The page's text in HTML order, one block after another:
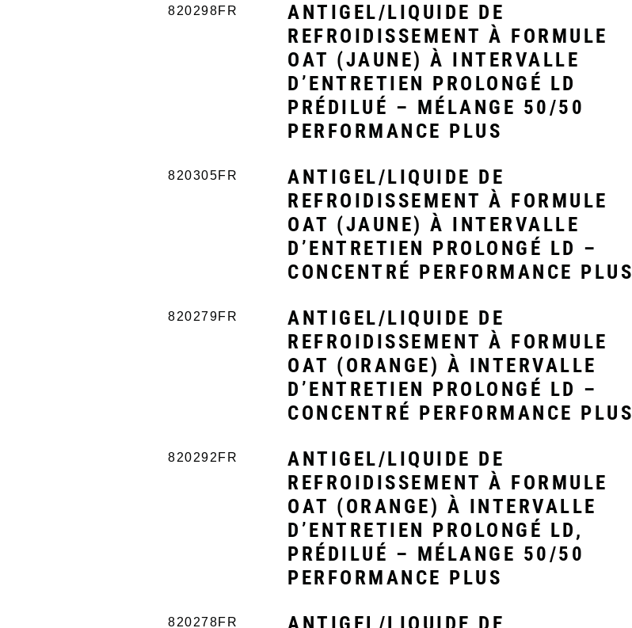
820298FR
ANTIGEL/LIQUIDE DE
REFROIDISSEMENT À FORMULE
OAT (JAUNE) À INTERVALLE
D’ENTRETIEN PROLONGÉ LD
PRÉDILUÉ – MÉLANGE 50/50
PERFORMANCE PLUS
820305FR
ANTIGEL/LIQUIDE DE
REFROIDISSEMENT À FORMULE
OAT (JAUNE) À INTERVALLE
D’ENTRETIEN PROLONGÉ LD –
CONCENTRÉ PERFORMANCE PLUS
820279FR
ANTIGEL/LIQUIDE DE
REFROIDISSEMENT À FORMULE
OAT (ORANGE) À INTERVALLE
D’ENTRETIEN PROLONGÉ LD –
CONCENTRÉ PERFORMANCE PLUS
820292FR
ANTIGEL/LIQUIDE DE
REFROIDISSEMENT À FORMULE
OAT (ORANGE) À INTERVALLE
D’ENTRETIEN PROLONGÉ LD,
PRÉDILUÉ – MÉLANGE 50/50
PERFORMANCE PLUS
820278FR